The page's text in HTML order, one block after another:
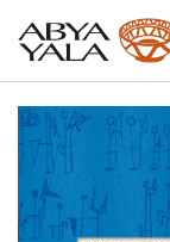
Skip
to
the
end
of